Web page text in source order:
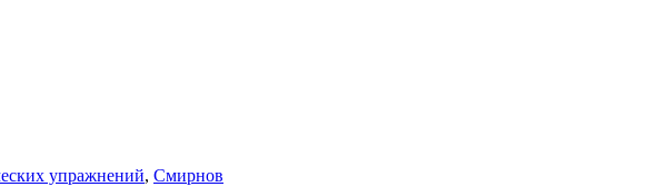
упражнений, Смирнов